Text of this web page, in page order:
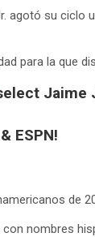
agotó su
para la
Jaime
ESPN!
de
nombres